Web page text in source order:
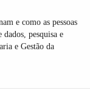
e como as pessoas
pesquisa e
e Gestão da